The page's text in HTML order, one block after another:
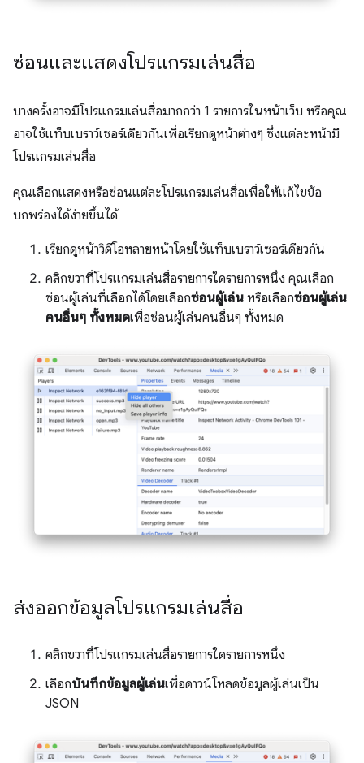
ซ่อนและแสดงโปรแกรมเล่นสื่อ
บางครั้งอาจมีโปรแกรมเล่นสื่อมากกว่า 1 รายการในหน้าเว็บ หรือคุณ
อาจใช้แท็บเบราว์เซอร์เดียวกันเพื่อเรียกดูหน้าต่างๆ ซึ่งแต่ละหน้ามี
โปรแกรมเล่นสื่อ
คุณเลือกแสดงหรือซ่อนแต่ละโปรแกรมเล่นสื่อเพื่อให้แก้ไขข้อ
บกพร่องได้ง่ายขึ้นได้
เรียกดูหน้าวิดีโอหลายหน้าโดยใช้แท็บเบราว์เซอร์เดียวกัน
คลิกขวาที่โปรแกรมเล่นสื่อรายการใดรายการหนึ่ง คุณเลือก
ซ่อนผู้เล่นที่เลือกได้โดยเลือกซ่อนผู้เล่น หรือเลือกซ่อนผู้เล่น
คนอื่นๆ ทั้งหมดเพื่อซ่อนผู้เล่นคนอื่นๆ ทั้งหมด
ส่งออกข้อมูลโปรแกรมเล่นสื่อ
คลิกขวาที่โปรแกรมเล่นสื่อรายการใดรายการหนึ่ง
เลือกบันทึกข้อมูลผู้เล่นเพื่อดาวน์โหลดข้อมูลผู้เล่นเป็น
JSON